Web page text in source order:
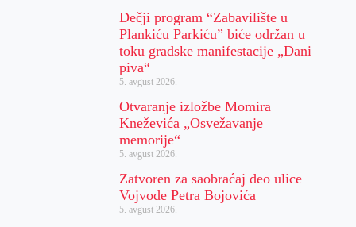
Dečji program “Zabavilište u
Plankiću Parkiću” biće održan u
toku gradske manifestacije „Dani
piva“
5. avgust 2026.
Otvaranje izložbe Momira
Kneževića „Osvežavanje
memorije“
5. avgust 2026.
Zatvoren za saobraćaj deo ulice
Vojvode Petra Bojovića
5. avgust 2026.